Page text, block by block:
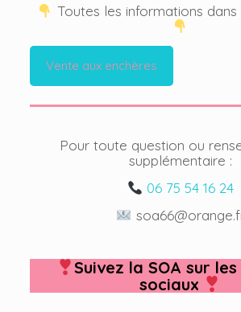
Toutes les informations dans
Vente aux enchères
Pour toute question ou
supplémentaire :
06 75 54 16 24
Suivez la SOA sur
sociaux